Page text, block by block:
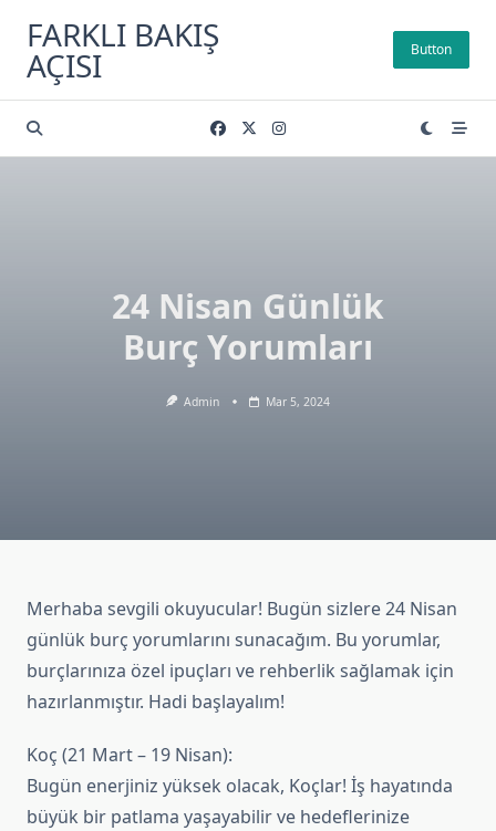
content
FARKLI BAKIŞ
AÇISI Button
24 Nisan Günlük
Burç Yorumları
Admin Mar 5, 2024
Merhaba sevgili okuyucular! Bugün sizlere 24 Nisan
günlük burç yorumlarını sunacağım. Bu yorumlar,
burçlarınıza özel ipuçları ve rehberlik sağlamak için
hazırlanmıştır. Hadi başlayalım!
Koç (21 Mart – 19 Nisan):
Bugün enerjiniz yüksek olacak, Koçlar! İş hayatında
büyük bir patlama yaşayabilir ve hedeflerinize